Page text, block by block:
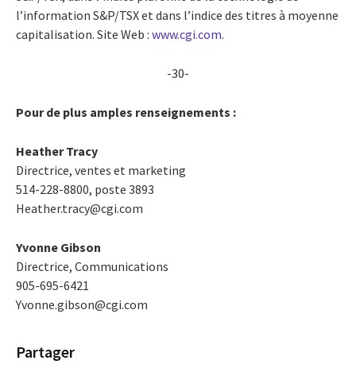
l’information S&P/TSX et dans l’indice des titres à moyenne
capitalisation. Site Web : www.cgi.com.
-30-
Pour de plus amples renseignements :
Heather Tracy
Directrice, ventes et marketing
514-228-8800, poste 3893
Heather.tracy@cgi.com
Yvonne Gibson
Directrice, Communications
905-695-6421
Yvonne.gibson@cgi.com
Partager